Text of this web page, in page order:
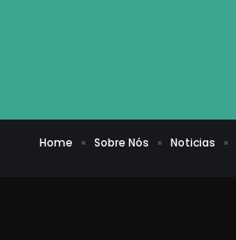
Home Sobre Nós Noticias